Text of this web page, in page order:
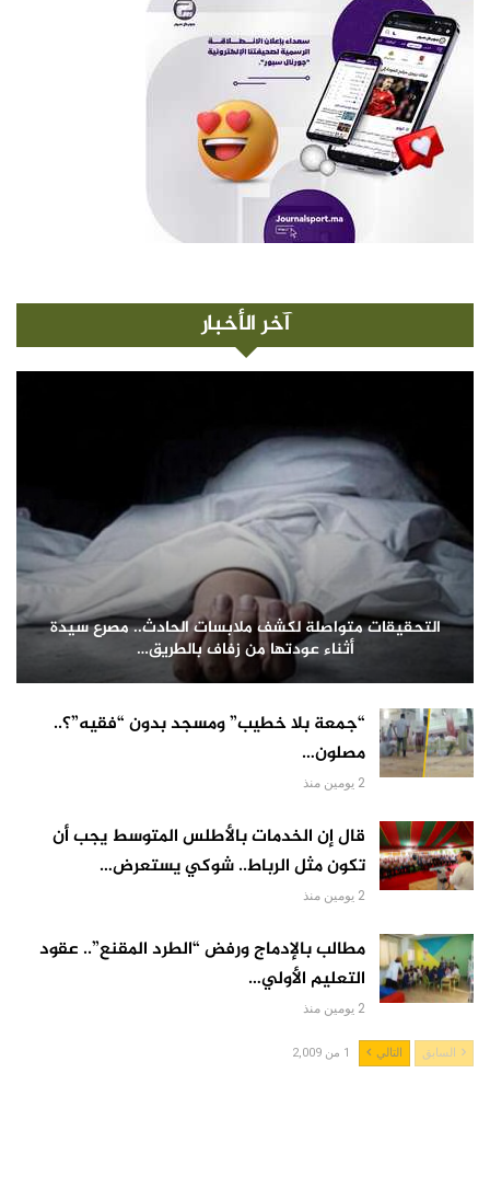
آخر الأخبار
التحقيقات متواصلة لكشف ملابسات الحادث.. مصرع سيدة
أثناء عودتها من زفاف بالطريق…
“جمعة بلا خطيب” ومسجد بدون “فقيه”؟..
مصلون…
2 يومين منذ
قال إن الخدمات بالأطلس المتوسط يجب أن
تكون مثل الرباط.. شوكي يستعرض…
2 يومين منذ
مطالب بالإدماج ورفض “الطرد المقنع”.. عقود
التعليم الأولي…
2 يومين منذ
السابق التالي 1 من 2,009